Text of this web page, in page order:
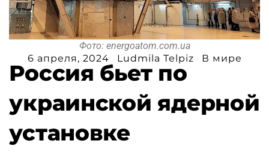
Фото: energoatom.com.ua
6 апреля, 2024
Ludmila Telpiz В мире
Россия бьет по
украинской ядерной
установке